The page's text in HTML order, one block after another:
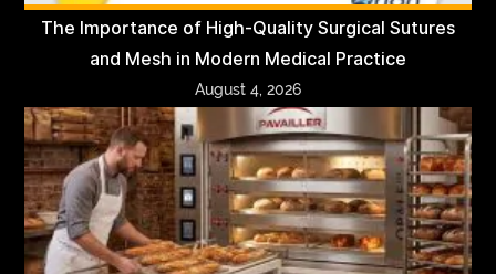
The Importance of High-Quality Surgical Sutures
and Mesh in Modern Medical Practice
August 4, 2026